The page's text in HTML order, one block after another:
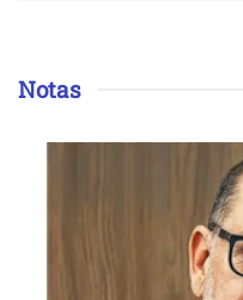
Notas